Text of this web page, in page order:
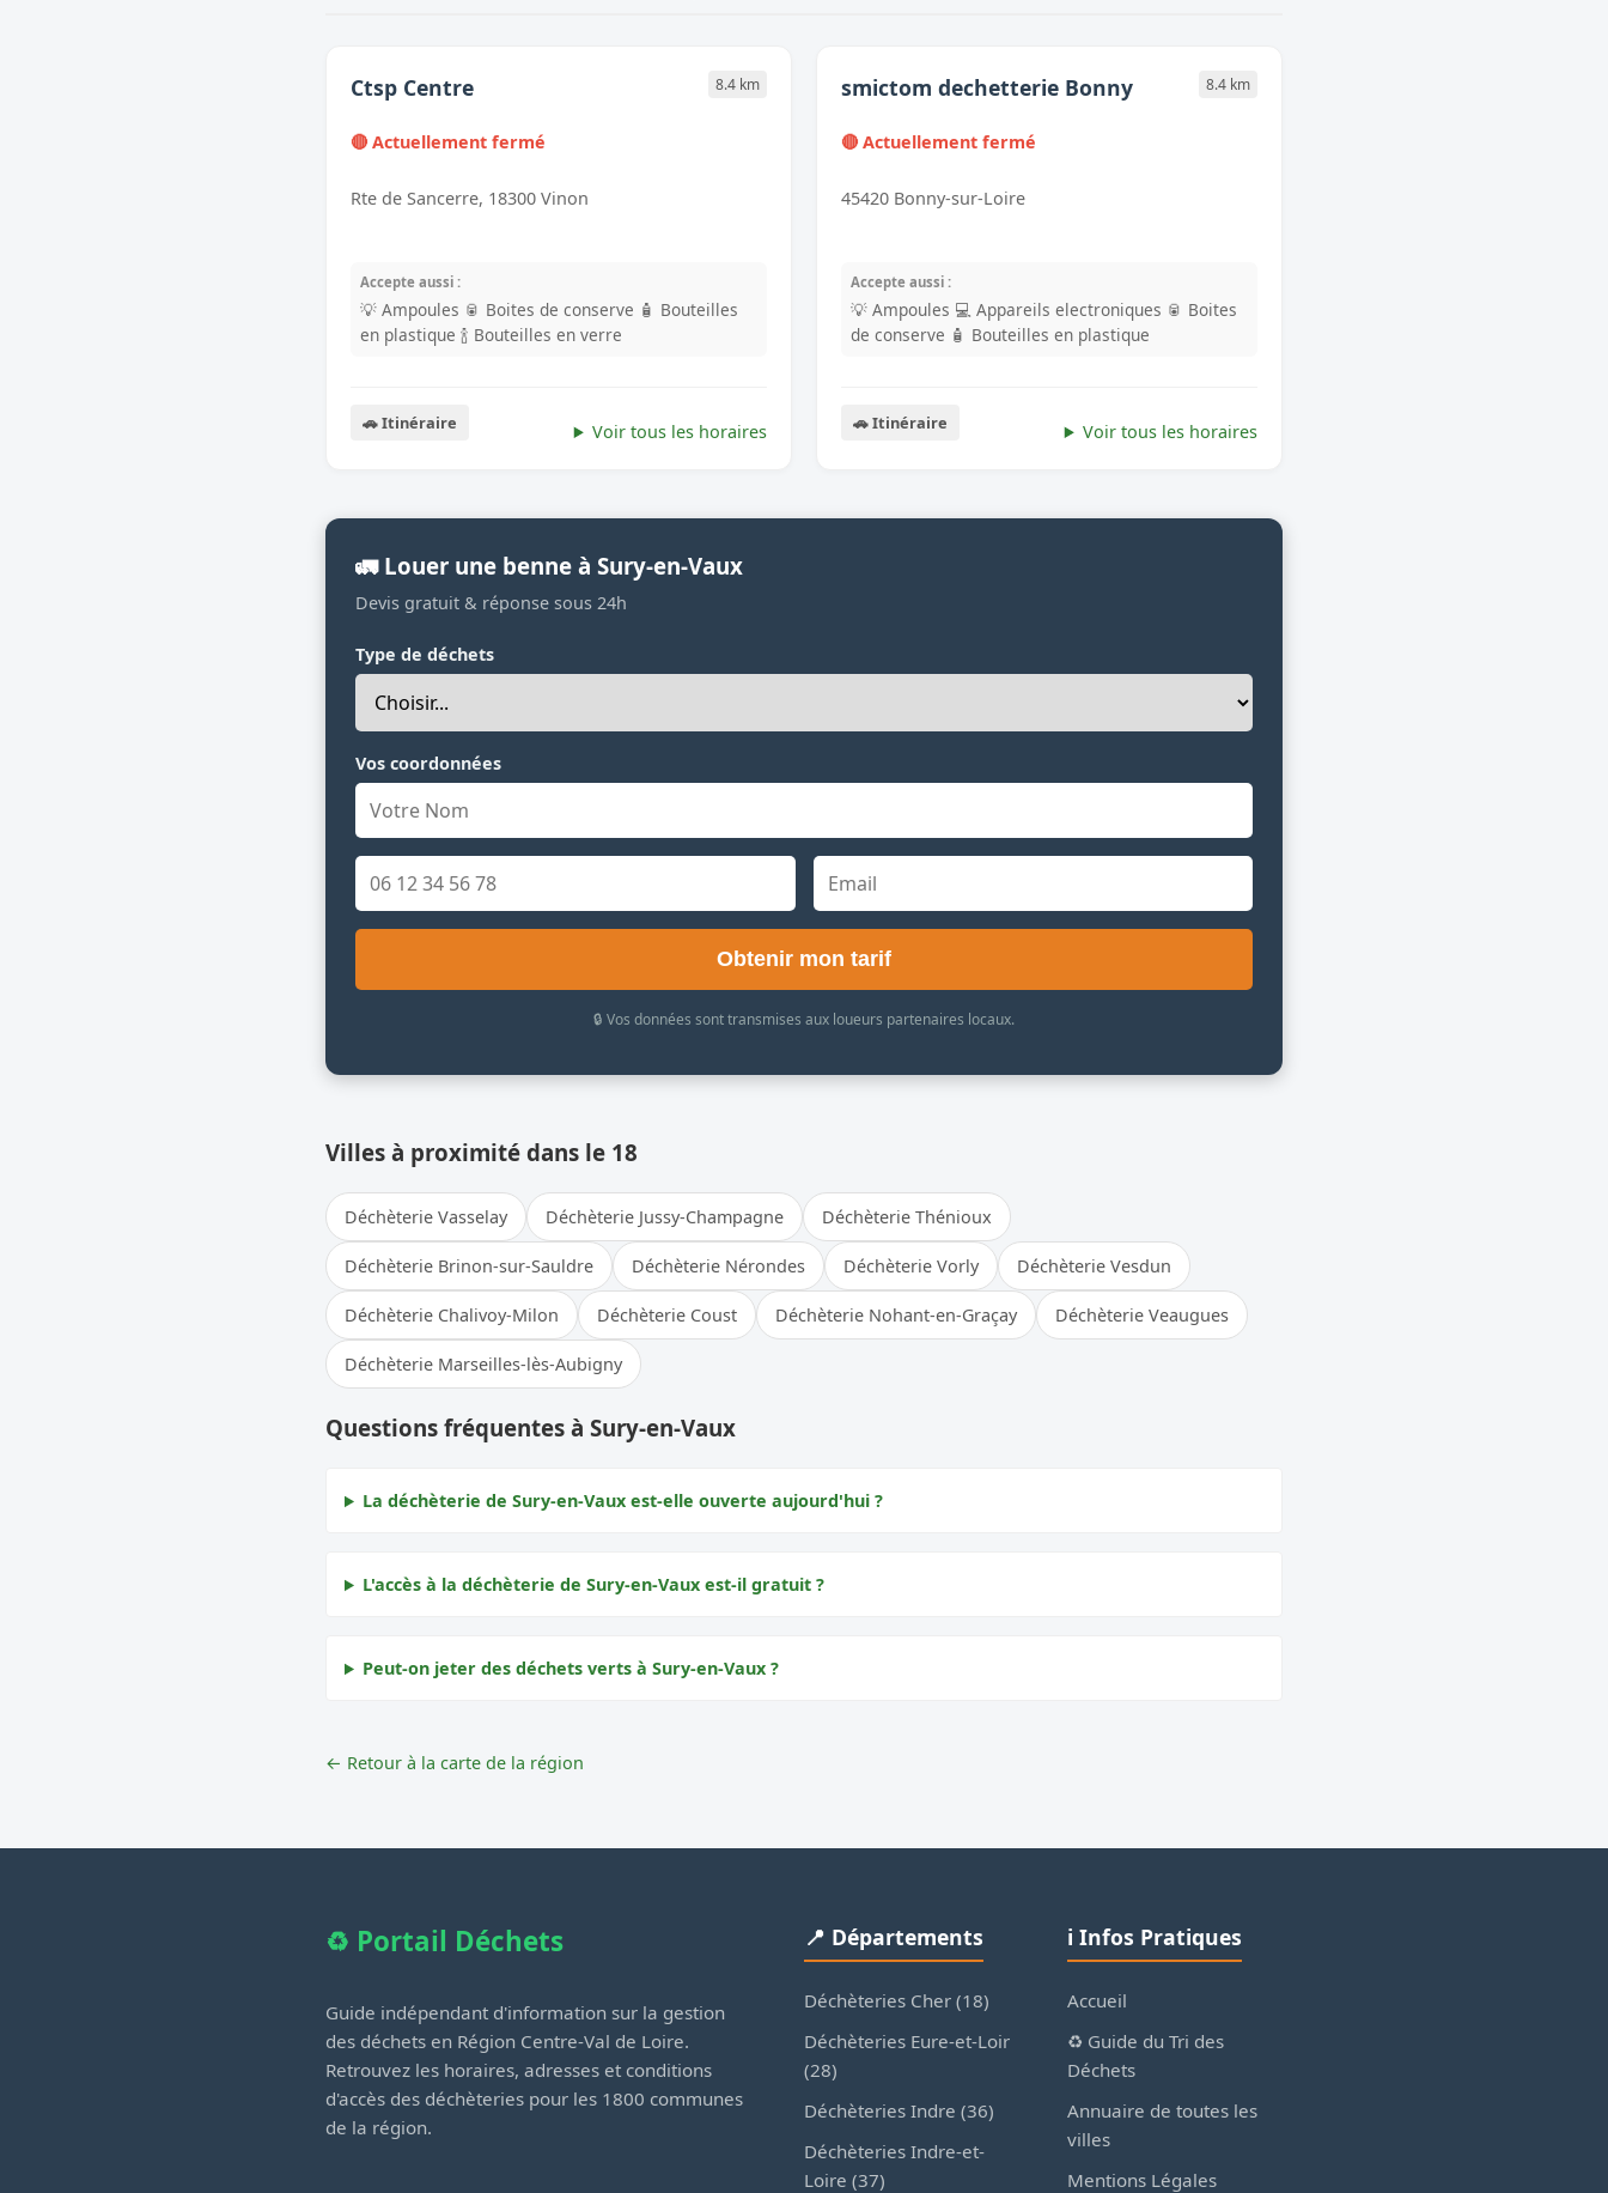
Ctsp Centre 8.4 km
🔴 Actuellement fermé
Rte de Sancerre, 18300 Vinon
Accepte aussi :
💡 Ampoules 🥫 Boites de conserve 🧴 Bouteilles
en plastique 🍾 Bouteilles en verre
🚗 Itinéraire Voir tous les horaires
smictom dechetterie Bonny 8.4 km
🔴 Actuellement fermé
45420 Bonny-sur-Loire
Accepte aussi :
💡 Ampoules 💻 Appareils electroniques 🥫 Boites
de conserve 🧴 Bouteilles en plastique
🚗 Itinéraire Voir tous les horaires
🚛 Louer une benne à Sury-en-Vaux
Devis gratuit & réponse sous 24h
Type de déchets
Vos coordonnées
Obtenir mon tarif
🔒 Vos données sont transmises aux loueurs partenaires locaux.
Villes à proximité dans le 18
Déchèterie Vasselay Déchèterie Jussy-Champagne Déchèterie Thénioux
Déchèterie Brinon-sur-Sauldre Déchèterie Nérondes Déchèterie Vorly Déchèterie Vesdun
Déchèterie Chalivoy-Milon Déchèterie Coust Déchèterie Nohant-en-Graçay Déchèterie Veaugues
Déchèterie Marseilles-lès-Aubigny
Questions fréquentes à Sury-en-Vaux
La déchèterie de Sury-en-Vaux est-elle ouverte aujourd'hui ?
L'accès à la déchèterie de Sury-en-Vaux est-il gratuit ?
Peut-on jeter des déchets verts à Sury-en-Vaux ?
← Retour à la carte de la région
♻️ Portail Déchets
Guide indépendant d'information sur la gestion
des déchets en Région Centre-Val de Loire.
Retrouvez les horaires, adresses et conditions
d'accès des déchèteries pour les 1800 communes
de la région.
📍 Départements
Déchèteries Cher (18)
Déchèteries Eure-et-Loir
(28)
Déchèteries Indre (36)
Déchèteries Indre-et-
Loire (37)
ℹ️ Infos Pratiques
Accueil
♻️ Guide du Tri des
Déchets
Annuaire de toutes les
villes
Mentions Légales